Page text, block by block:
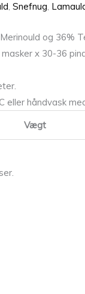
, Snefnug,
og 36%
x 30-36
eller håndvask
Vægt